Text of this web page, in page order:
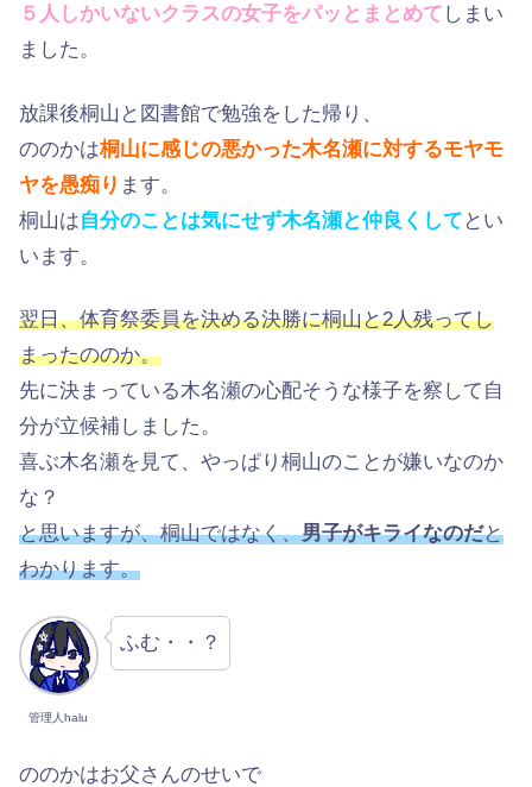
５人しかいないクラスの女子をパッとまとめて しまい
ました。
放課後桐山と図書館で勉強をした帰り、
ののかは桐山に感じの悪かった木名瀬に対するモヤモ
ヤを愚痴り ます。
桐山は自分のことは気にせず木名瀬と仲良くして とい
います。
翌日、体育祭委員を決める決勝に桐山と2人残ってし
まったののか。
先に決まっている木名瀬の心配そうな様子を察して自
分が立候補しました。
喜ぶ木名瀬を見て、やっぱり桐山のことが嫌いなのか
な？
と思いますが、桐山ではなく、男子がキライなのだと
わかります。
管理人halu
ふむ・・？
ののかはお父さんのせいで